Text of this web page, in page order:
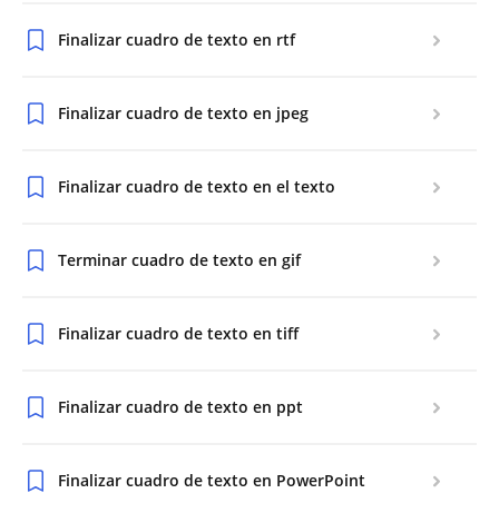
Finalizar cuadro de texto en rtf
Finalizar cuadro de texto en jpeg
Finalizar cuadro de texto en el texto
Terminar cuadro de texto en gif
Finalizar cuadro de texto en tiff
Finalizar cuadro de texto en ppt
Finalizar cuadro de texto en PowerPoint